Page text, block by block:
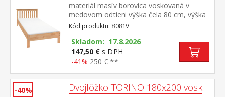
materiál masív borovica voskovaná v
medovom odtieni výška čela 80 cm, výška
sedu 38 cm, cena bez roštu a
matraca minimálna odporúčaná výška
matraca 15 cm odporúčaný rozmer
matraca 90 × 200 cm a rošt R1 odporúčaná
nosnosť do 120 kg
Kód produktu: 8081V
Skladom: 17.8.2026
147,50 € s DPH
-41% 250 € **
-40% Dvojlôžko TORINO 180x200 vosk